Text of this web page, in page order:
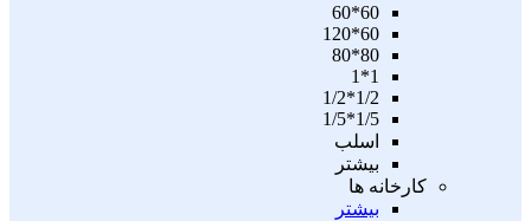
60*60
60*120
80*80
1*1
1/2*1/2
1/5*1/5
اسلب
بیشتر
کارخانه ها
بیشتر